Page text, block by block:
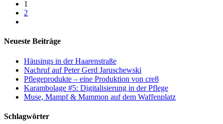
1
2
Neueste Beiträge
Häusings in der Haarenstraße
Nachruf auf Peter Gerd Jaruschewski
Pflegeprodukte – eine Produktion von cre8
Karambolage #5: Digitalisierung in der Pflege
Muse, Mampf & Mammon auf dem Waffenplatz
Schlagwörter